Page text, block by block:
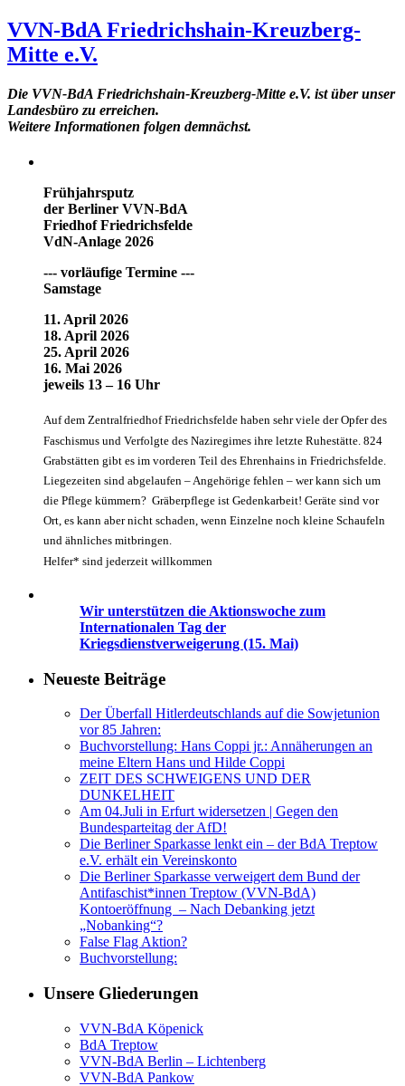
VVN-BdA Friedrichshain-Kreuzberg-
Mitte e.V.
Die VVN-BdA Friedrichshain-Kreuzberg-Mitte e.V. ist über unser
Landesbüro zu erreichen.
Weitere Informationen folgen demnächst.
Frühjahrsputz
der Berliner VVN-BdA
Friedhof Friedrichsfelde
VdN-Anlage 2026
--- vorläufige Termine ---
Samstage
11. April 2026
18. April 2026
25. April 2026
16. Mai 2026
jeweils 13 – 16 Uhr
Auf dem Zentralfriedhof Friedrichsfelde haben sehr viele der Opfer des
Faschismus und Verfolgte des Naziregimes ihre letzte Ruhestätte. 824
Grabstätten gibt es im vorderen Teil des Ehrenhains in Friedrichsfelde.
Liegezeiten sind abgelaufen – Angehörige fehlen – wer kann sich um
die Pflege kümmern? Gräberpflege ist Gedenkarbeit! Geräte sind vor
Ort, es kann aber nicht schaden, wenn Einzelne noch kleine Schaufeln
und ähnliches mitbringen.
Helfer* sind jederzeit willkommen
Wir unterstützen die Aktionswoche zum
Internationalen Tag der
Kriegsdienstverweigerung (15. Mai)
Neueste Beiträge
Der Überfall Hitlerdeutschlands auf die Sowjetunion
vor 85 Jahren:
Buchvorstellung: Hans Coppi jr.: Annäherungen an
meine Eltern Hans und Hilde Coppi
ZEIT DES SCHWEIGENS UND DER
DUNKELHEIT
Am 04.Juli in Erfurt widersetzen | Gegen den
Bundesparteitag der AfD!
Die Berliner Sparkasse lenkt ein – der BdA Treptow
e.V. erhält ein Vereinskonto
Die Berliner Sparkasse verweigert dem Bund der
Antifaschist*innen Treptow (VVN-BdA)
Kontoeröffnung – Nach Debanking jetzt
„Nobanking“?
False Flag Aktion?
Buchvorstellung:
Unsere Gliederungen
VVN-BdA Köpenick
BdA Treptow
VVN-BdA Berlin – Lichtenberg
VVN-BdA Pankow